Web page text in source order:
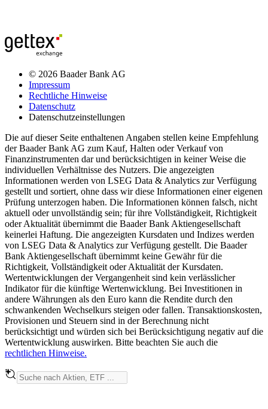
© 2026 Baader Bank AG
Impressum
Rechtliche Hinweise
Datenschutz
Datenschutzeinstellungen
Die auf dieser Seite enthaltenen Angaben stellen keine Empfehlung
der Baader Bank AG zum Kauf, Halten oder Verkauf von
Finanzinstrumenten dar und berücksichtigen in keiner Weise die
individuellen Verhältnisse des Nutzers. Die angezeigten
Informationen werden von LSEG Data & Analytics zur Verfügung
gestellt und sortiert, ohne dass wir diese Informationen einer eigenen
Prüfung unterzogen haben. Die Informationen können falsch, nicht
aktuell oder unvollständig sein; für ihre Vollständigkeit, Richtigkeit
oder Aktualität übernimmt die Baader Bank Aktiengesellschaft
keinerlei Haftung. Die angezeigten Kursdaten und Indizes werden
von LSEG Data & Analytics zur Verfügung gestellt. Die Baader
Bank Aktiengesellschaft übernimmt keine Gewähr für die
Richtigkeit, Vollständigkeit oder Aktualität der Kursdaten.
Wertentwicklungen der Vergangenheit sind kein verlässlicher
Indikator für die künftige Wertenwicklung. Bei Investitionen in
andere Währungen als den Euro kann die Rendite durch den
schwankenden Wechselkurs steigen oder fallen. Transaktionskosten,
Provisionen und Steuern sind in der Berechnung nicht
berücksichtigt und würden sich bei Berücksichtigung negativ auf die
Wertentwicklung auswirken. Bitte beachten Sie auch die
rechtlichen Hinweise.